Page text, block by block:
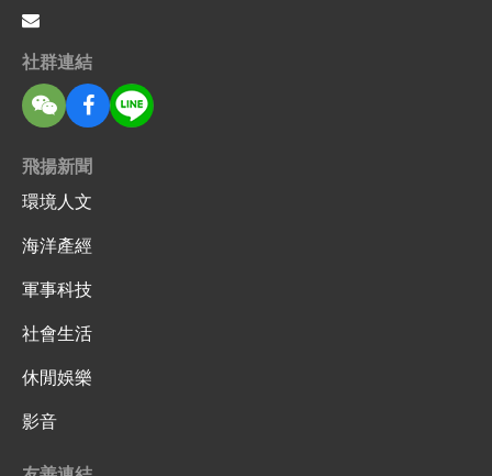
社群連結
飛揚新聞
環境人文
海洋產經
軍事科技
社會生活
休閒娛樂
影音